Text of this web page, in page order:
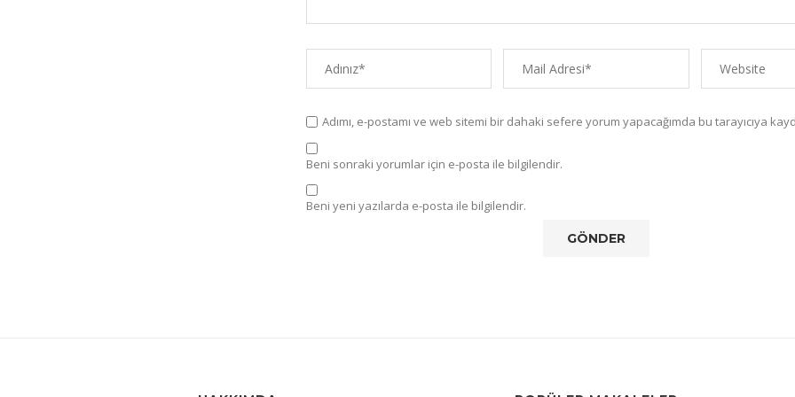
Adımı, e-postamı ve web sitemi bir dahaki sefere yorum yapacağımda bu tarayıcıya
Beni sonraki yorumlar için e-posta ile bilgilendir.
Beni yeni yazılarda e-posta ile bilgilendir.